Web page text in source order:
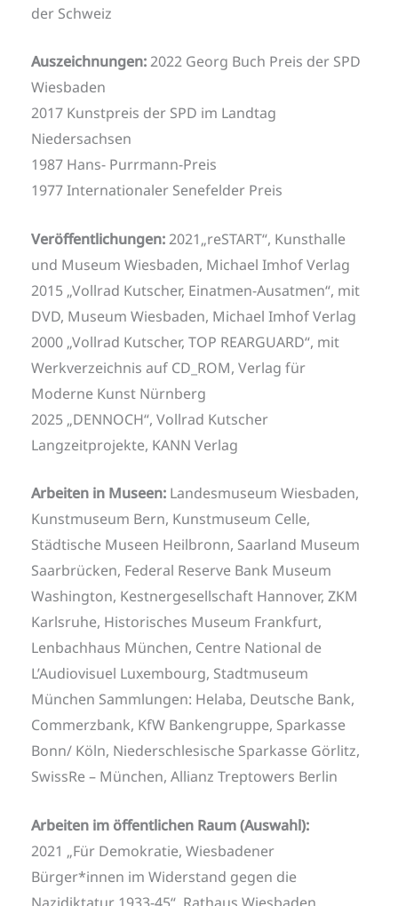
der Schweiz
Auszeichnungen:2022 Georg Buch Preis der SPD
Wiesbaden
2017 Kunstpreis der SPD im Landtag
Niedersachsen
1987 Hans- Purrmann-Preis
1977 Internationaler Senefelder Preis
Veröffentlichungen:2021„reSTART“, Kunsthalle
und Museum Wiesbaden, Michael Imhof Verlag
2015 „Vollrad Kutscher, Einatmen-Ausatmen“, mit
DVD, Museum Wiesbaden, Michael Imhof Verlag
2000 „Vollrad Kutscher, TOP REARGUARD“, mit
Werkverzeichnis auf CD_ROM, Verlag für
Moderne Kunst Nürnberg
2025 „DENNOCH“, Vollrad Kutscher
Langzeitprojekte, KANN Verlag
Arbeiten in Museen:Landesmuseum Wiesbaden,
Kunstmuseum Bern, Kunstmuseum Celle,
Städtische Museen Heilbronn, Saarland Museum
Saarbrücken, Federal Reserve Bank Museum
Washington, Kestnergesellschaft Hannover, ZKM
Karlsruhe, Historisches Museum Frankfurt,
Lenbachhaus München, Centre National de
L’Audiovisuel Luxembourg, Stadtmuseum
München Sammlungen: Helaba, Deutsche Bank,
Commerzbank, KfW Bankengruppe, Sparkasse
Bonn/ Köln, Niederschlesische Sparkasse Görlitz,
SwissRe – München, Allianz Treptowers Berlin
Arbeiten im öffentlichen Raum (Auswahl):
2021 „Für Demokratie, Wiesbadener
Bürger*innen im Widerstand gegen die